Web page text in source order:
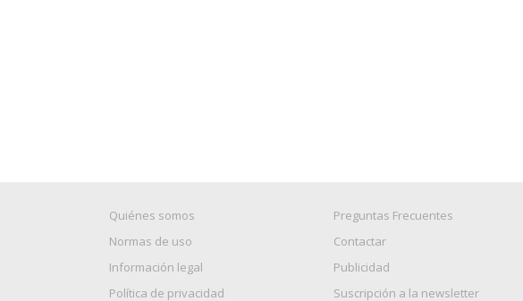
Quiénes somos
Normas de uso
Información legal
Política de privacidad
Preguntas Frecuentes
Contactar
Publicidad
Suscripción a la newsletter